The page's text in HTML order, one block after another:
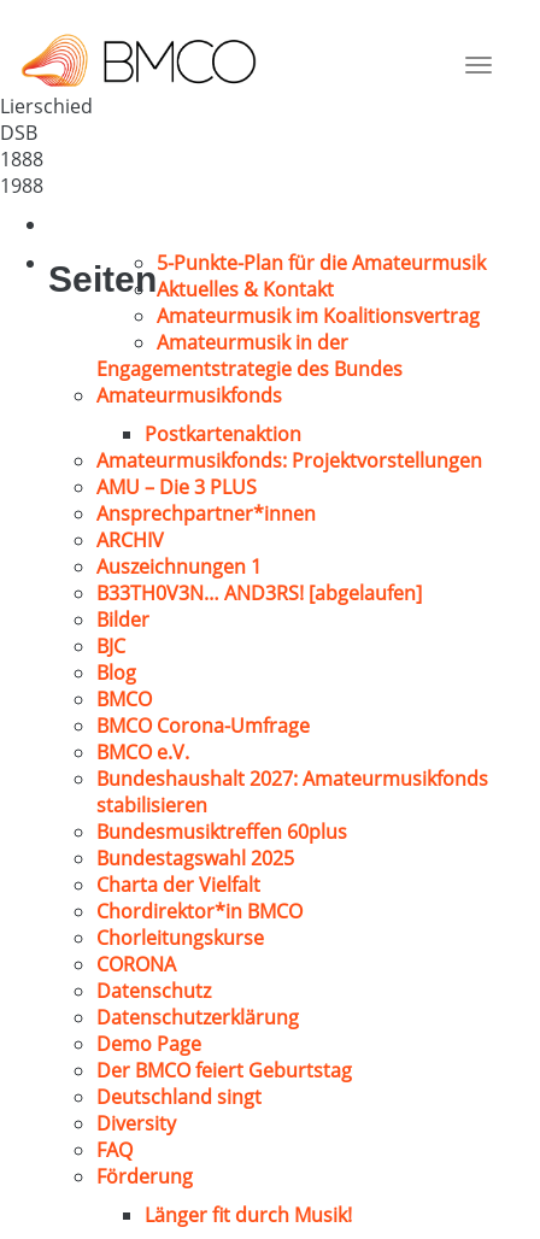
Toggle
Deutschland
56357
Lierschied
DSB
1888
1988
Seiten5-Punkte-Plan für die Amateurmusik
Aktuelles & Kontakt
Amateurmusik im Koalitionsvertrag
Amateurmusik in der
Engagementstrategie des Bundes
Amateurmusikfonds
Postkartenaktion
Amateurmusikfonds: Projektvorstellungen
AMU – Die 3 PLUS
Ansprechpartner*innen
ARCHIV
Auszeichnungen 1
B33TH0V3N… AND3RS! [abgelaufen]
Bilder
BJC
Blog
BMCO
BMCO Corona-Umfrage
BMCO e.V.
Bundeshaushalt 2027: Amateurmusikfonds
stabilisieren
Bundesmusiktreffen 60plus
Bundestagswahl 2025
Charta der Vielfalt
Chordirektor*in BMCO
Chorleitungskurse
CORONA
Datenschutz
Datenschutzerklärung
Demo Page
Der BMCO feiert Geburtstag
Deutschland singt
Diversity
FAQ
Förderung
Länger fit durch Musik!